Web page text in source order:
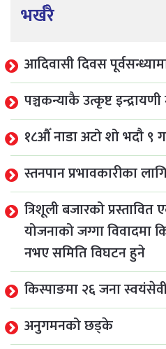
भर्खरै
आदिवासी दिवस
पञ्चकन्याकै उत्कृष्ट इन्द्रायणी
१८औँ नाडा अटो शो भदौ ९
स्तनपान प्रभावकारीका
त्रिशूली बजारको
योजनाको जग्गा विवादमा
नभए समिति विघटन हुने
किस्पाङमा २६ जना
अनुगमनको छड्के